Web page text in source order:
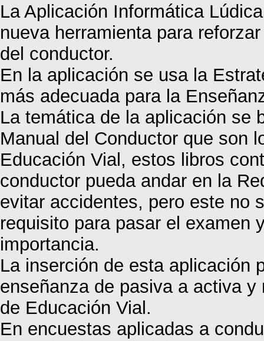
La Aplicación Informática
nueva herramienta para
del conductor.
En la aplicación se usa la
más adecuada para la
La temática de la aplicación se
Manual del Conductor que son
Educación Vial, estos libros
conductor pueda andar en la
evitar accidentes, pero este no
requisito para pasar el examen
importancia.
La inserción de esta aplicación
enseñanza de pasiva a activa
de Educación Vial.
En encuestas aplicadas a